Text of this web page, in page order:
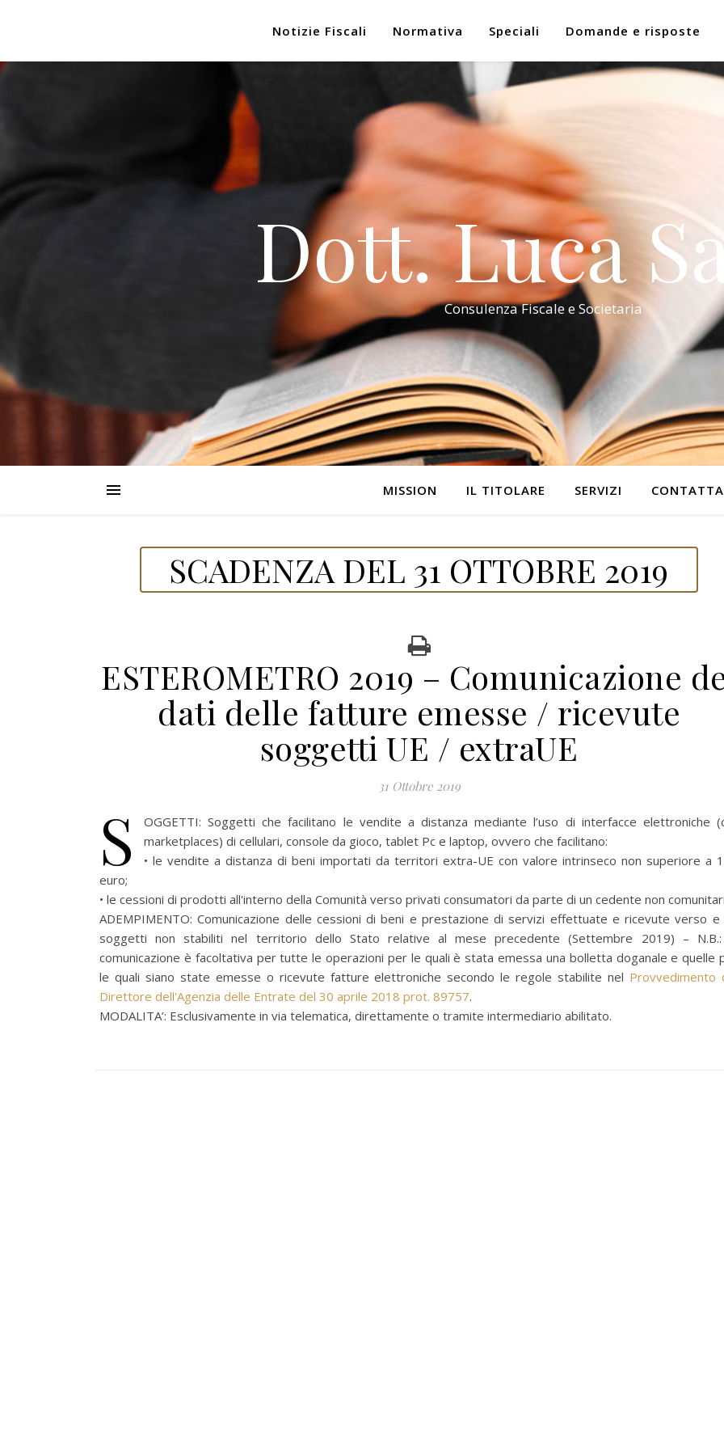
Notizie Fiscali Normativa Speciali Domande e risposte
Dott. Luca
Consulenza Fiscale e Societaria
MISSION IL TITOLARE SERVIZI
SCADENZA DEL 31 OTTOBRE 2019
ESTEROMETRO 2019 – Comunicazione
dati delle fatture emesse / ricevute
soggetti UE / extraUE
31 Ottobre 2019
S
OGGETTI: Soggetti che facilitano le vendite a distanza mediante l’uso di interfacce elettroniche
marketplaces) di cellulari, console da gioco, tablet Pc e laptop, ovvero che facilitano:
• le vendite a distanza di beni importati da territori extra-UE con valore intrinseco non superiore a
euro;
• le cessioni di prodotti all'interno della Comunità verso privati consumatori da parte di un cedente non
ADEMPIMENTO: Comunicazione delle cessioni di beni e prestazione di servizi effettuate e ricevute verso e
soggetti non stabiliti nel territorio dello Stato relative al mese precedente (Settembre 2019) –
comunicazione è facoltativa per tutte le operazioni per le quali è stata emessa una bolletta doganale e quelle
le quali siano state emesse o ricevute fatture elettroniche secondo le regole stabilite nel Provvedimento
Direttore dell'Agenzia delle Entrate del 30 aprile 2018 prot. 89757.
MODALITA’: Esclusivamente in via telematica, direttamente o tramite intermediario abilitato.